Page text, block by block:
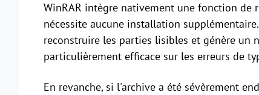
WinRAR intègre nativement une fonction de
nécessite aucune installation
reconstruire les parties lisibles et génère un
particulièrement efficace sur les erreurs de
En revanche, si l'archive a été sévèrement